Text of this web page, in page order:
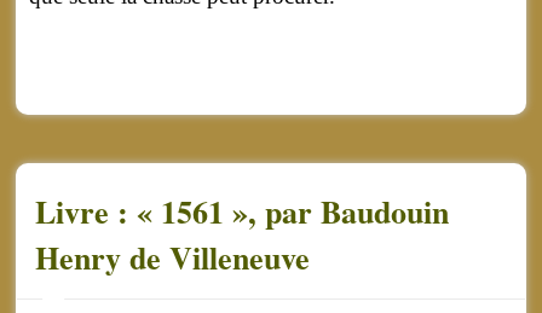
Livre : « 1561 », par Baudouin
Henry de Villeneuve